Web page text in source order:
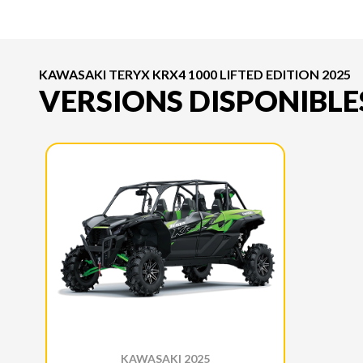
KAWASAKI TERYX KRX4 1000 LIFTED EDITION 2025
VERSIONS
KAWASAKI 2025